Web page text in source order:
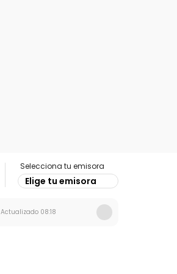
Selecciona tu emisora
Elige tu emisora
Actualizado 08:18